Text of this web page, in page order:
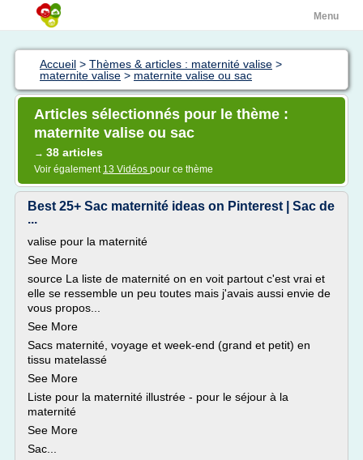
Menu
Accueil > Thèmes & articles : maternité valise >
maternite valise > maternite valise ou sac
Articles sélectionnés pour le thème :
maternite valise ou sac
→ 38 articles
Voir également 13 Vidéos pour ce thème
Best 25+ Sac maternité ideas on Pinterest | Sac de
...
valise pour la maternité
See More
source La liste de maternité on en voit partout c'est vrai et
elle se ressemble un peu toutes mais j'avais aussi envie de
vous propos...
See More
Sacs maternité, voyage et week-end (grand et petit) en
tissu matelassé
See More
Liste pour la maternité illustrée - pour le séjour à la
maternité
See More
Sac...